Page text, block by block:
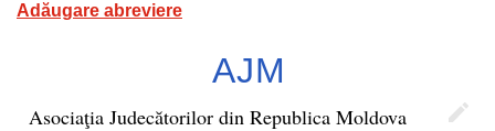
Adăugare abreviere
AJM
Asociaţia Judecătorilor din Republica Moldova